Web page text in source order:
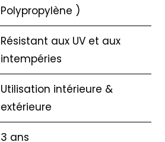
Polypropylène )
Résistant aux UV et aux
intempéries
Utilisation intérieure &
extérieure
3 ans